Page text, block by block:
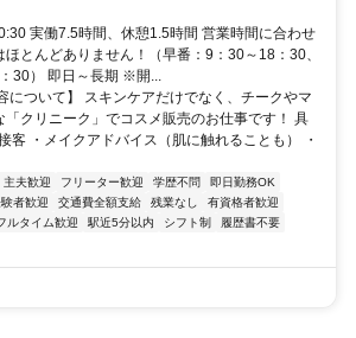
実働7.5時間、休憩1.5時間 営業時間に合わせ
とんどありません！（早番：9：30～18：30、
30） 即日～長期 ※開...
について】 スキンケアだけでなく、チークやマ
「クリニーク」でコスメ販売のお仕事です！ 具
客 ・メイクアドバイス（肌に触れることも） ・
主夫歓迎 フリーター歓迎 学歴不問
即日勤務OK
者歓迎 交通費全額支給 残業なし
有資格者歓迎
ルタイム歓迎 駅近5分以内 シフト制
履歴書不要